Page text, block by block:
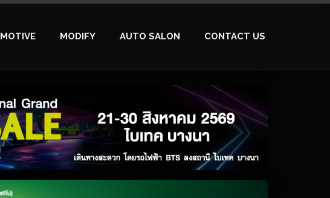
MOTIVE MODIFY AUTO SALON CONTACT US